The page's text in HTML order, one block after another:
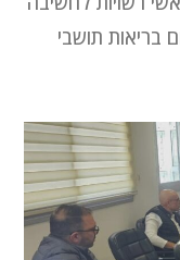
בריאות תושבי